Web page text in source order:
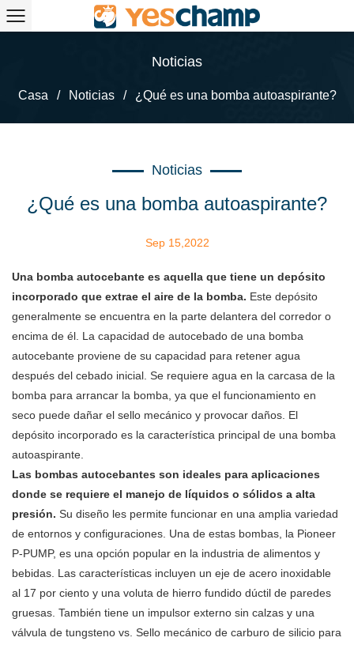
Noticias
Casa / Noticias / ¿Qué es una bomba autoaspirante?
Noticias
¿Qué es una bomba autoaspirante?
Sep 15,2022
Una bomba autocebante es aquella que tiene un depósito
incorporado que extrae el aire de la bomba. Este depósito
generalmente se encuentra en la parte delantera del corredor o
encima de él. La capacidad de autocebado de una bomba
autocebante proviene de su capacidad para retener agua
después del cebado inicial. Se requiere agua en la carcasa de la
bomba para arrancar la bomba, ya que el funcionamiento en
seco puede dañar el sello mecánico y provocar daños. El
depósito incorporado es la característica principal de una bomba
autoaspirante.
Las bombas autocebantes son ideales para aplicaciones
donde se requiere el manejo de líquidos o sólidos a alta
presión. Su diseño les permite funcionar en una amplia variedad
de entornos y configuraciones. Una de estas bombas, la Pioneer
P-PUMP, es una opción popular en la industria de alimentos y
bebidas. Las características incluyen un eje de acero inoxidable
al 17 por ciento y una voluta de hierro fundido dúctil de paredes
gruesas. También tiene un impulsor externo sin calzas y una
válvula de tungsteno vs. Sello mecánico de carburo de silicio para